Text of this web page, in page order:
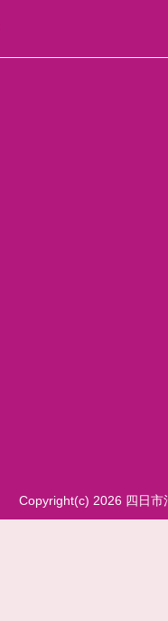
Copyright(c) 2026 四日